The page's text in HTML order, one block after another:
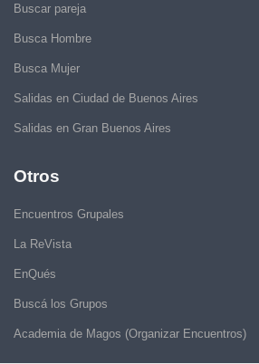
Buscar pareja
Busca Hombre
Busca Mujer
Salidas en Ciudad de Buenos Aires
Salidas en Gran Buenos Aires
Otros
Encuentros Grupales
La ReVista
EnQués
Buscá los Grupos
Academia de Magos (Organizar Encuentros)